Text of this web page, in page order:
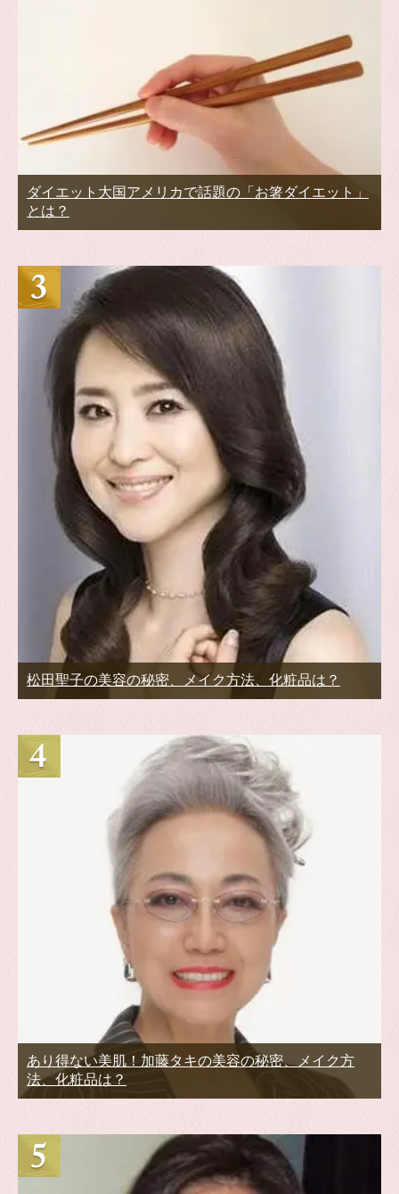
ダイエット大国アメリカで話題の「お箸ダイエット」
とは？
松田聖子の美容の秘密、メイク方法、化粧品は？
あり得ない美肌！加藤タキの美容の秘密、メイク方
法、化粧品は？